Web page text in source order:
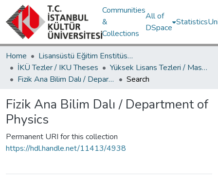
Communities
&
Collections
All of
DSpace
Statistics
Home
Lisansüstü Eğitim Enstitüsü / Postgraduate Education Institute
İKÜ Tezler / IKU Theses
Yüksek Lisans Tezleri / Master's Theses
Fizik Ana Bilim Dalı / Department of Physics
Search
Fizik Ana Bilim Dalı / Department of
Physics
Permanent URI for this collection
https://hdl.handle.net/11413/4938